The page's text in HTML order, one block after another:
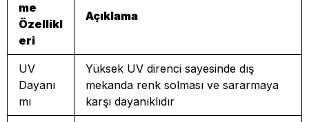
me
Özellikl
eri
Açıklama
UV
Dayanı
mı
Yüksek UV direnci sayesinde dış
mekanda renk solması ve sararmaya
karşı dayanıklıdır